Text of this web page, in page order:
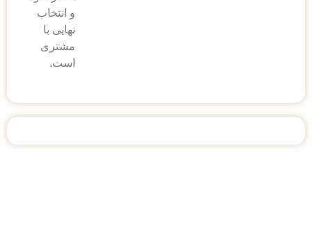
و انتخاب
نهایی با
مشتری
است.